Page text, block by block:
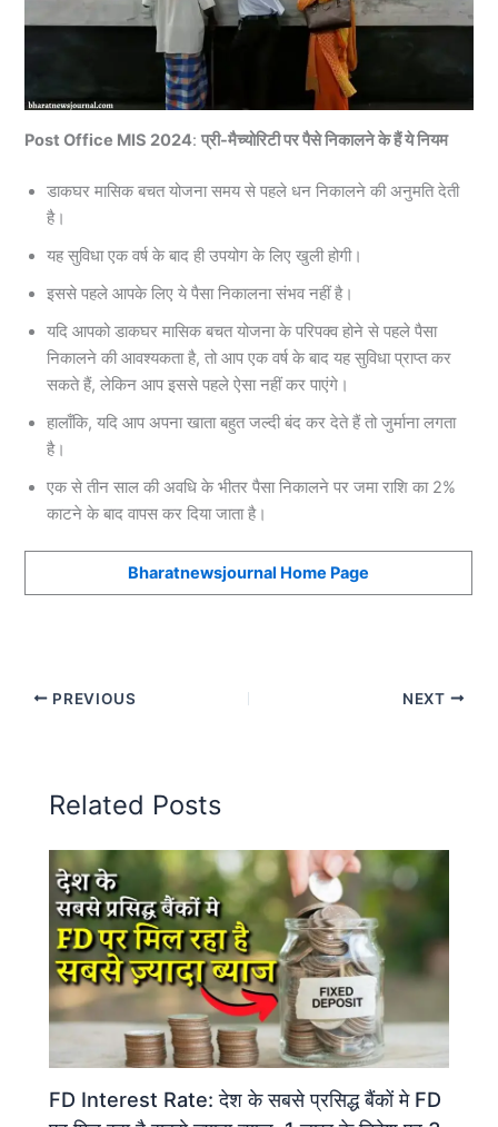
Post Office MIS 2024:प्री-मैच्योरिटी पर पैसे निकालने के हैं ये नियम
डाकघर मासिक बचत योजना समय से पहले धन निकालने की अनुमति देती
है।
यह सुविधा एक वर्ष के बाद ही उपयोग के लिए खुली होगी।
इससे पहले आपके लिए ये पैसा निकालना संभव नहीं है।
यदि आपको डाकघर मासिक बचत योजना के परिपक्व होने से पहले पैसा
निकालने की आवश्यकता है, तो आप एक वर्ष के बाद यह सुविधा प्राप्त कर
सकते हैं, लेकिन आप इससे पहले ऐसा नहीं कर पाएंगे।
हालाँकि, यदि आप अपना खाता बहुत जल्दी बंद कर देते हैं तो जुर्माना लगता
है।
एक से तीन साल की अवधि के भीतर पैसा निकालने पर जमा राशि का 2%
काटने के बाद वापस कर दिया जाता है।
Bharatnewsjournal Home Page
PREVIOUS NEXT
Related Posts
FD Interest Rate: देश के सबसे प्रसिद्ध बैंकों मे FD